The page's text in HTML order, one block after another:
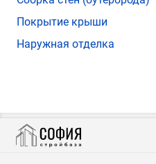
Покрытие крыши
Наружная отделка